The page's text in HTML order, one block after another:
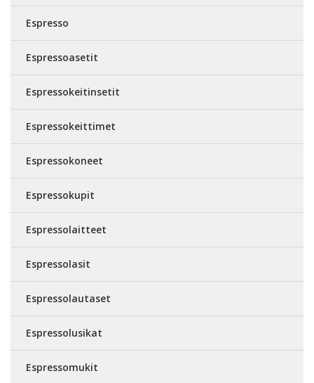
Espresso
Espressoasetit
Espressokeitinsetit
Espressokeittimet
Espressokoneet
Espressokupit
Espressolaitteet
Espressolasit
Espressolautaset
Espressolusikat
Espressomukit